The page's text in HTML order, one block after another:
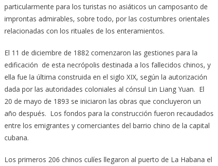
particularmente para los turistas no asiáticos un camposanto de
improntas admirables, sobre todo, por las costumbres orientales
relacionadas con los rituales de los enteramientos.
El 11 de diciembre de 1882 comenzaron las gestiones para la
edificación de esta necrópolis destinada a los fallecidos chinos, y
ella fue la última construida en el siglo XIX, según la autorización
dada por las autoridades coloniales al cónsul Lin Liang Yuan. El
20 de mayo de 1893 se iniciaron las obras que concluyeron un
año después. Los fondos para la construcción fueron recaudados
entre los emigrantes y comerciantes del barrio chino de la capital
cubana.
Los primeros 206 chinos culíes llegaron al puerto de La Habana el